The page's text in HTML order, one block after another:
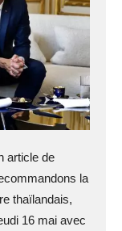
article de
la
thaïlandais,
16 mai avec